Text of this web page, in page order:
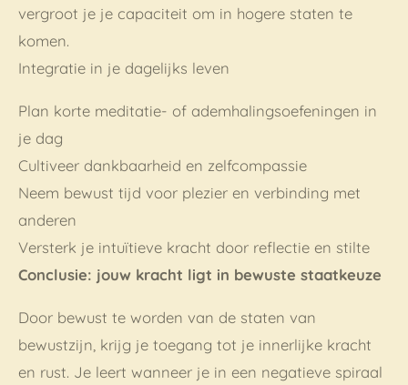
vergroot je je capaciteit om in hogere staten te
komen.
Integratie in je dagelijks leven
Plan korte meditatie- of ademhalingsoefeningen in
je dag
Cultiveer dankbaarheid en zelfcompassie
Neem bewust tijd voor plezier en verbinding met
anderen
Versterk je intuïtieve kracht door reflectie en stilte
Conclusie: jouw kracht ligt in bewuste staatkeuze
Door bewust te worden van de staten van
bewustzijn, krijg je toegang tot je innerlijke kracht
en rust. Je leert wanneer je in een negatieve spiraal